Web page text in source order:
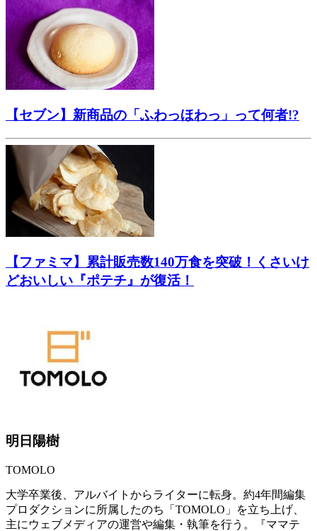
【セブン】新商品の「ふわっほわっ」って何者!?
【ファミマ】累計販売数140万食を突破！くさいけ
どおいしい『ポテチ』が復活！
明日陽樹
TOMOLO
大学卒業後、アルバイトからライターに転身。約4年間編集
プロダクションに所属したのち「TOMOLO」を立ち上げ、
主にウェブメディアの運営や編集・執筆を行う。『ママテ